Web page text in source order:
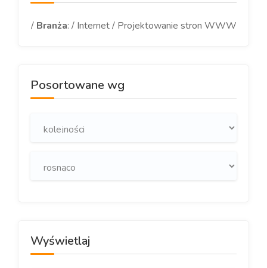
/ Branża: / Internet / Projektowanie stron WWW
Posortowane wg
Wyświetlaj